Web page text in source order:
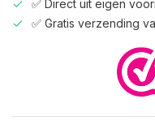
✅ Direct uit eigen
✅ Gratis verzending